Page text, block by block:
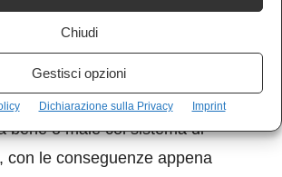
Chiudi
Gestisci opzioni
Dichiarazione sulla Privacy Imprint
uscire la Russia?
bene o male col sistema di
con le conseguenze appena